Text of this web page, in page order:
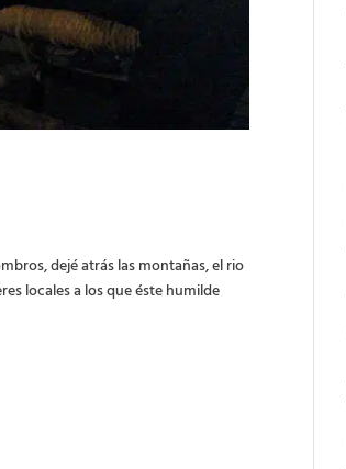
dejé atrás las montañas, el rio
locales a los que éste humilde